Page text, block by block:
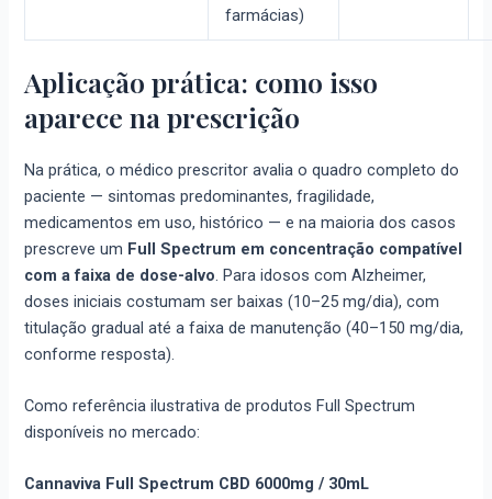
farmácias)
Aplicação prática: como isso
aparece na prescrição
Na prática, o médico prescritor avalia o quadro completo do
paciente — sintomas predominantes, fragilidade,
medicamentos em uso, histórico — e na maioria dos casos
prescreve um Full Spectrum em concentração compatível
com a faixa de dose-alvo. Para idosos com Alzheimer,
doses iniciais costumam ser baixas (10–25 mg/dia), com
titulação gradual até a faixa de manutenção (40–150 mg/dia,
conforme resposta).
Como referência ilustrativa de produtos Full Spectrum
disponíveis no mercado:
Cannaviva Full Spectrum CBD 6000mg / 30mL